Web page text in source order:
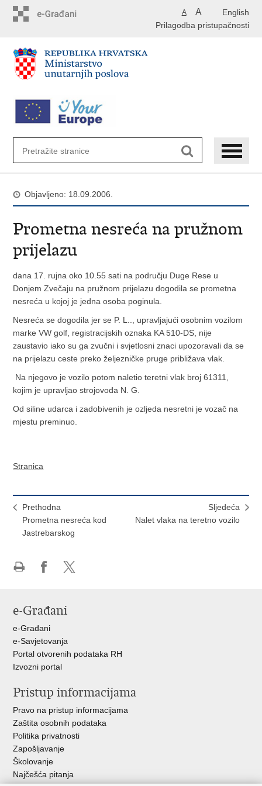
English
A A
Prilagodba pristupačnosti
Objavljeno: 18.09.2006.
Prometna nesreća na pružnom
prijelazu
dana 17. rujna oko 10.55 sati na području Duge Rese u
Donjem Zvečaju na pružnom prijelazu dogodila se prometna
nesreća u kojoj je jedna osoba poginula.
Nesreća se dogodila jer se P. L.., upravljajući osobnim vozilom
marke VW golf, registracijskih oznaka KA 510-DS, nije
zaustavio iako su ga zvučni i svjetlosni znaci upozoravali da se
na prijelazu ceste preko željezničke pruge približava vlak.
Na njegovo je vozilo potom naletio teretni vlak broj 61311,
kojim je upravljao strojovođa N. G.
Od siline udarca i zadobivenih je ozljeda nesretni je vozač na
mjestu preminuo.
Stranica
Prethodna
Prometna nesreća kod
Jastrebarskog
Sljedeća
Nalet vlaka na teretno vozilo
Facebooku
X-
e-Građani
e-Građani
e-Savjetovanja
Portal otvorenih podataka RH
Izvozni portal
Pristup informacijama
Pravo na pristup informacijama
Zaštita osobnih podataka
Politika privatnosti
Zapošljavanje
Školovanje
Najčešća pitanja